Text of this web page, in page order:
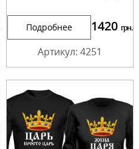
Подробнее 1420 грн.
Артикул: 4251